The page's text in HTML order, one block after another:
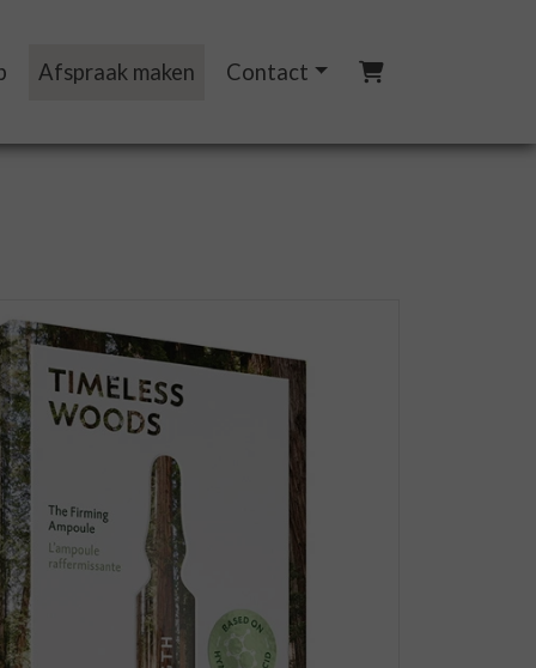
Afspraak maken Contact